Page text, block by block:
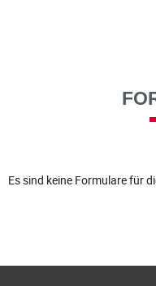
Es sind keine Formulare für